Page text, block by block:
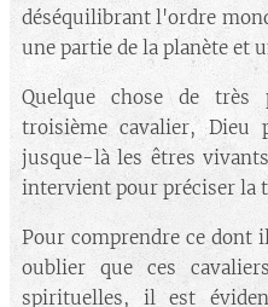
déséquilibrant l'ordre
une partie de la planète et
Quelque chose de très
troisième cavalier, Dieu
jusque-là les êtres
intervient pour préciser la
Pour comprendre ce dont
oublier que ces
spirituelles, il est